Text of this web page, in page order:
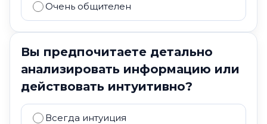
Очень общителен
Вы предпочитаете детально
анализировать информацию или
действовать интуитивно?
Всегда интуиция